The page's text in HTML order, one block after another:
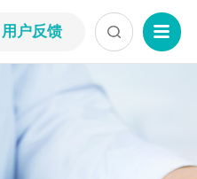
用户反馈